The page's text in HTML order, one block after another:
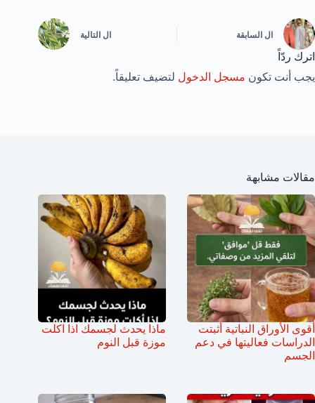
ال السابقة ال التالية
اترك ردّاً
يجب أنت تكون مسجل الدخول لتضيف تعليقاً.
مقالات مشابهة
أقوى الأوراق النباتية أثبتت
الدراسات فعاليتها في دعم
الجسم
ماذا يحدث لجسمك اذا اكلت
موزة قبل النوم